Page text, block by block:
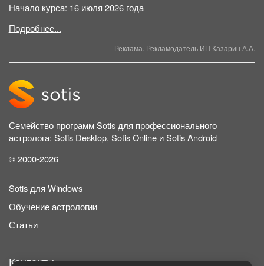
Начало курса: 16 июля 2026 года
Подробнее...
Реклама. Рекламодатель ИП Казарин А.А.
Семейство программ Sotis для профессионального
астролога: Sotis Desktop, Sotis Online и Sotis Android
© 2000-2026
Sotis для Windows
Обучение астрологии
Статьи
Контакты